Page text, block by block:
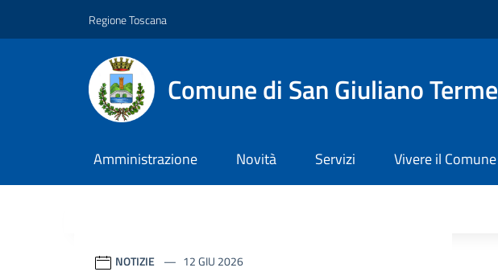
Regione Toscana
Comune di San Giuliano Terme
Amministrazione Novità Servizi Vivere il Comune
Contenuti in evidenza
NOTIZIE 12 GIU 2026